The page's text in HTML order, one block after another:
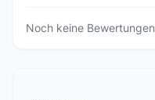
Noch keine Bewertungen